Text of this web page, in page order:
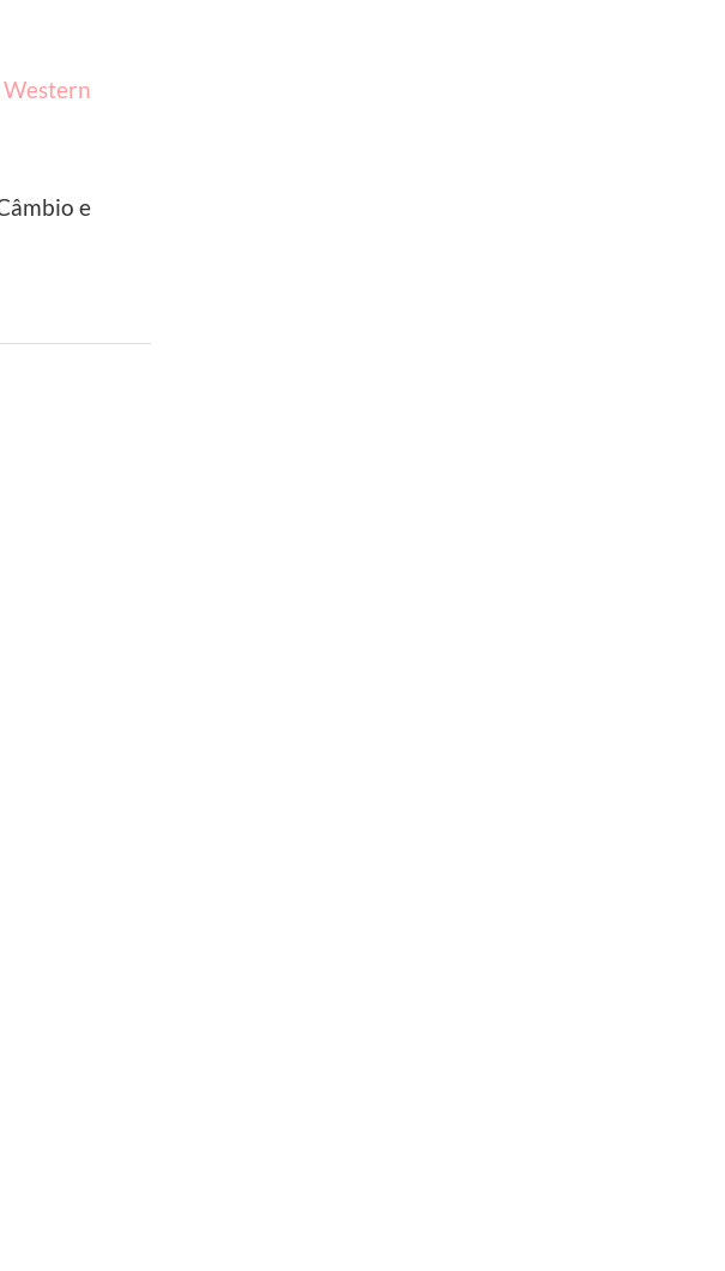
Western
e